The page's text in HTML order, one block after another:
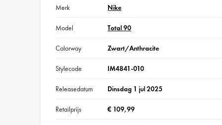
Merk Nike
Model Total 90
Colorway Zwart/Anthracite
Stylecode IM4841-010
Releasedatum Dinsdag 1 jul 2025
Retailprijs € 109,99